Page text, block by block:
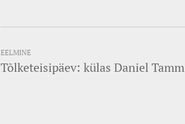
EELMINE
Tõlketeisipäev: külas Daniel Tamm